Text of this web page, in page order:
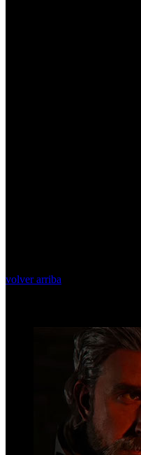
volver arriba